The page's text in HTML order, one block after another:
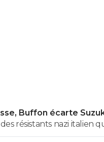
Buffon écarte
résistants nazi italien
comme excuse ??